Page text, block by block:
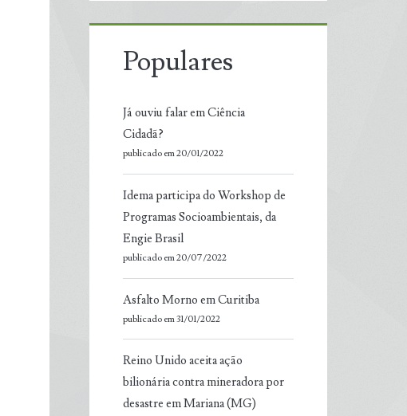
Populares
Já ouviu falar em Ciência
Cidadã?
publicado em 20/01/2022
Idema participa do Workshop de
Programas Socioambientais, da
Engie Brasil
publicado em 20/07/2022
Asfalto Morno em Curitiba
publicado em 31/01/2022
Reino Unido aceita ação
bilionária contra mineradora por
desastre em Mariana (MG)